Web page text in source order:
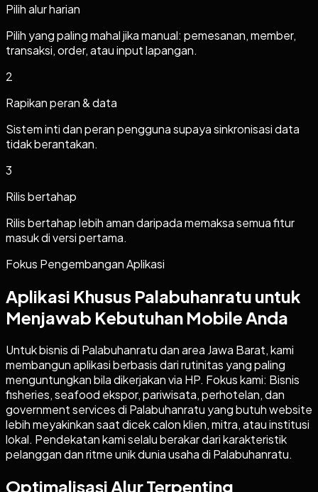
Pilih alur harian
Pilih yang paling mahal jika manual: pemesanan, member,
transaksi, order, atau input lapangan.
2
Rapikan peran & data
Sistem inti dan peran pengguna supaya sinkronisasi data
tidak berantakan.
3
Rilis bertahap
Rilis bertahap lebih aman daripada memaksa semua fitur
masuk di versi pertama.
Fokus Pengembangan Aplikasi
Aplikasi Khusus Palabuhanratu untuk
Menjawab Kebutuhan Mobile Anda
Untuk bisnis di Palabuhanratu dan area Jawa Barat, kami
membangun aplikasi berbasis dari rutinitas yang paling
menguntungkan bila dikerjakan via HP. Fokus kami: Bisnis
fisheries, seafood ekspor, pariwisata, perhotelan, dan
government services di Palabuhanratu yang butuh website
lebih meyakinkan saat dicek calon klien, mitra, atau institusi
lokal. Pendekatan kami selalu berakar dari karakteristik
pelanggan dan ritme unik dunia usaha di Palabuhanratu.
Optimalisasi Alur Terpenting